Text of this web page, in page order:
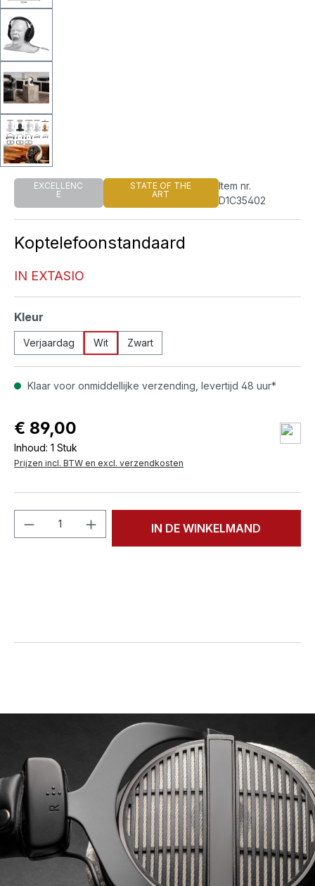
EXCELLENC
E
STATE OF THE
ART
Item nr.
D1C35402
Koptelefoonstandaard
IN EXTASIO
Selecteer
Kleur
Verjaardag Wit Zwart
Klaar voor onmiddellijke verzending, levertijd 48 uur*
€ 89,00
Inhoud: 1 Stuk
Prijzen incl. BTW en excl. verzendkosten
Producthoeveelheid: Voer de
IN DE WINKELMAND